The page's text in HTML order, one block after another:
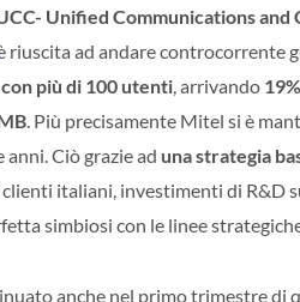
Unified Communications and
riuscita ad andare controcorrente
più di 100 utenti, arrivando 19%
. Più precisamente Mitel si è
Ciò grazie ad una strategia
italiani, investimenti di R&D
simbiosi con le linee
anche nel primo trimestre di